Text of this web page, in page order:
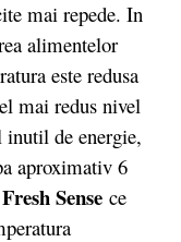
mai repede. In
alimentelor
este redusa
mai redus nivel
inutil de energie,
aproximativ 6
Fresh Sense ce